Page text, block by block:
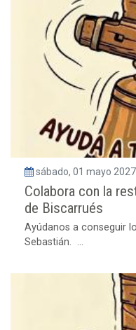
sábado, 01 mayo 2027
Colabora con la
de Biscarrués
Ayúdanos a conseguir
Sebastián. ...